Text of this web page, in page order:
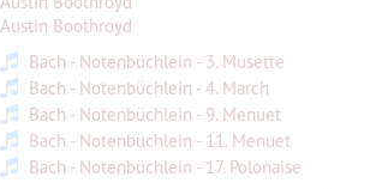
Austin Boothroyd
Bach - Notenbüchlein - 3. Musette
Bach - Notenbüchlein - 4. March
Bach - Notenbüchlein - 9. Menuet
Bach - Notenbüchlein - 11. Menuet
Bach - Notenbüchlein - 17. Polonaise